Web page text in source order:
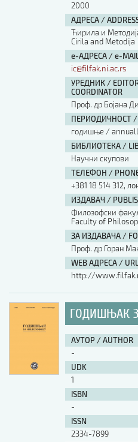
Наслов или део наслова
АУТОР / AUTHOR
DOI
2000
АДРЕСА /
Ћирила и
Cirila and Metodija
е-АДРЕСА / e-MAIL
ic@filfak.ni.ac.rs
УРЕДНИК /
COORDINATOR
Проф. др Бојана
ПЕРИОДИЧНОСТ /
годишње /
БИБЛИОТЕКА /
Научни скупови
ТЕЛЕФОН /
+381 18 514 312,
ИЗДАВАЧ /
Филозофски
Faculty of
ЗА ИЗДАВАЧА /
Проф. др Горан
WEB АДРЕСА / URL
http://
ГОДИШЊАК
АУТОР / AUTHOR
-
UDK
1
ISBN
-
ISSN
2334-7899